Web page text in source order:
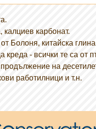
карбонат.
Болоня, китайска
креда - всички те са от
на
работилници и т.н.